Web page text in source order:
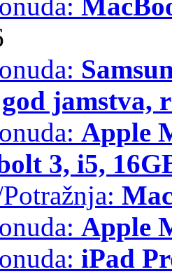
jamstva,
Apple
3, i5,
Apple
iPad